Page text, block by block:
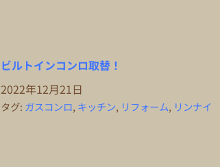
ビルトインコンロ取替！
2022年12月21日
タグ: ガスコンロ, キッチン, リフォーム, リンナイ